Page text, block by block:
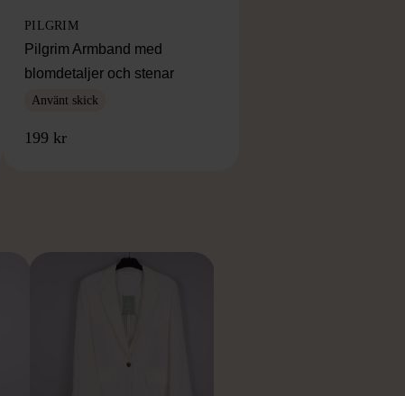
PILGRIM
Pilgrim Armband med
blomdetaljer och stenar
Använt skick
199 kr